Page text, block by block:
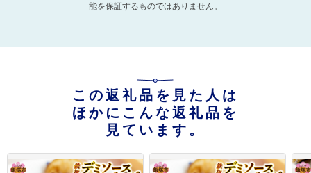
能を保証するものではありません。
この返礼品を見た人は
ほかにこんな返礼品を
見ています。